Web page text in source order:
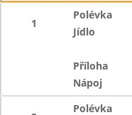
1
Polévka
Jídlo
Příloha
Nápoj
Polévka